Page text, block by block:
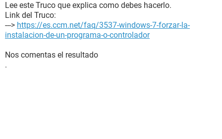
Lee este Truco que explica como debes hacerlo.
Link del Truco:
---> https://es.ccm.net/faq/3537-windows-7-forzar-la-
instalacion-de-un-programa-o-controlador
Nos comentas el resultado
.